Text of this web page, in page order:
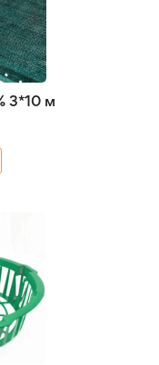
3*10 м